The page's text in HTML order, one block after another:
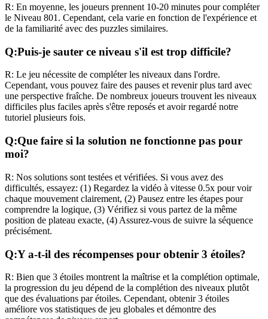
R: En moyenne, les joueurs prennent 10-20 minutes pour compléter
le Niveau 801 . Cependant, cela varie en fonction de l'expérience et
de la familiarité avec des puzzles similaires.
Q:Puis-je sauter ce niveau s'il est trop difficile?
R: Le jeu nécessite de compléter les niveaux dans l'ordre.
Cependant, vous pouvez faire des pauses et revenir plus tard avec
une perspective fraîche. De nombreux joueurs trouvent les niveaux
difficiles plus faciles après s'être reposés et avoir regardé notre
tutoriel plusieurs fois.
Q:Que faire si la solution ne fonctionne pas pour
moi?
R: Nos solutions sont testées et vérifiées. Si vous avez des
difficultés, essayez: (1) Regardez la vidéo à vitesse 0.5x pour voir
chaque mouvement clairement, (2) Pausez entre les étapes pour
comprendre la logique, (3) Vérifiez si vous partez de la même
position de plateau exacte, (4) Assurez-vous de suivre la séquence
précisément.
Q:Y a-t-il des récompenses pour obtenir 3 étoiles?
R: Bien que 3 étoiles montrent la maîtrise et la complétion optimale,
la progression du jeu dépend de la complétion des niveaux plutôt
que des évaluations par étoiles. Cependant, obtenir 3 étoiles
améliore vos statistiques de jeu globales et démontre des